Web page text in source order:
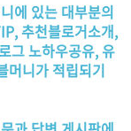
에 있는 대부분의
추천블로거소개,
그 노하우공유, 유
머니가 적립되기